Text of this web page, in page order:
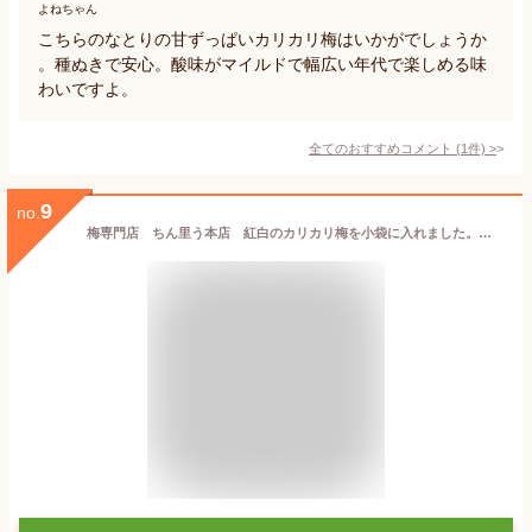
よねちゃん
こちらのなとりの甘ずっぱいカリカリ梅はいかがでしょうか
。種ぬきで安心。酸味がマイルドで幅広い年代で楽しめる味
わいですよ。
全てのおすすめコメント (1件) >
no. 9
梅専門店 ちん里う本店 紅白のカリカリ梅を小袋に入れました。福小梅 120g